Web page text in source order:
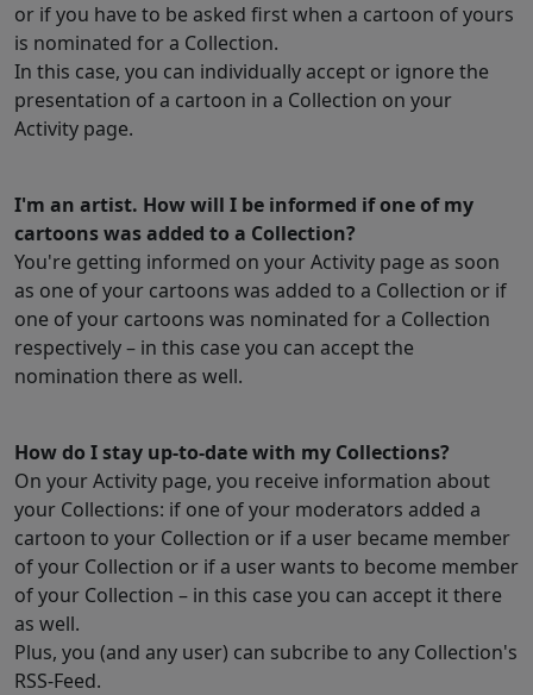
or if you have to be asked first when a cartoon of yours
is nominated for a Collection.
In this case, you can individually accept or ignore the
presentation of a cartoon in a Collection on your
Activity page.
I'm an artist. How will I be informed if one of my
cartoons was added to a Collection?
You're getting informed on your Activity page as soon
as one of your cartoons was added to a Collection or if
one of your cartoons was nominated for a Collection
respectively – in this case you can accept the
nomination there as well.
How do I stay up-to-date with my Collections?
On your Activity page, you receive information about
your Collections: if one of your moderators added a
cartoon to your Collection or if a user became member
of your Collection or if a user wants to become member
of your Collection – in this case you can accept it there
as well.
Plus, you (and any user) can subcribe to any Collection's
RSS-Feed.